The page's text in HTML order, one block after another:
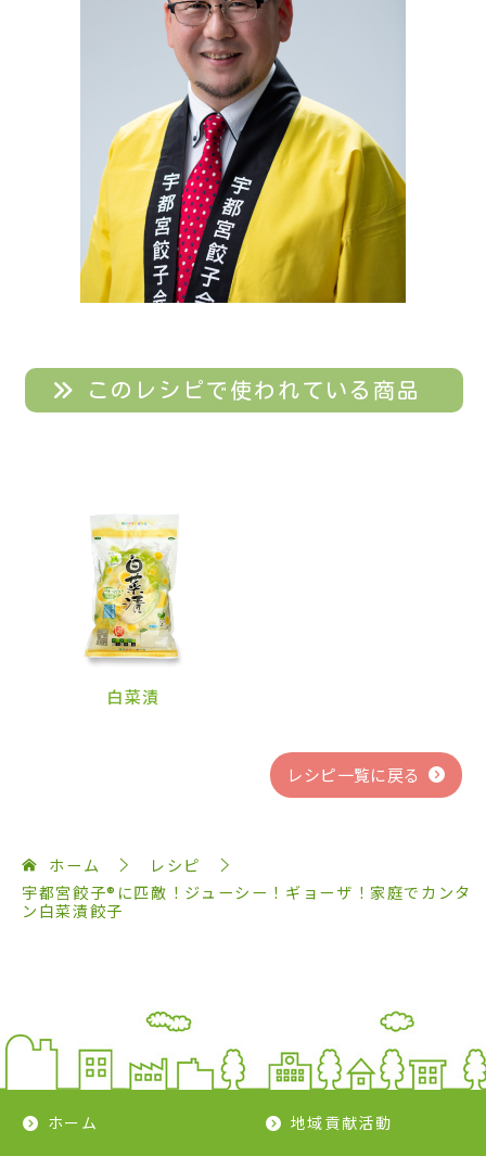
このレシピで使われている商品
白菜漬
レシピ一覧に戻る
ホーム
レシピ
宇都宮餃子®に匹敵！ジューシー！ギョーザ！家庭でカンタ
ン白菜漬餃子
ホーム
地域貢献活動